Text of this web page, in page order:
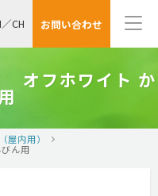
お問い合わせ
／CH
オフホワイト か
屋内用）
ん用